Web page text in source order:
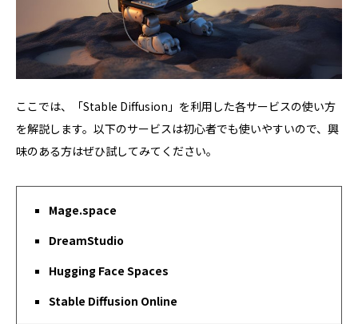
ここでは、「Stable Diffusion」を利用した各サービスの使い方
を解説します。以下のサービスは初心者でも使いやすいので、興
味のある方はぜひ試してみてください。
Mage.space
DreamStudio
Hugging Face Spaces
Stable Diffusion Online